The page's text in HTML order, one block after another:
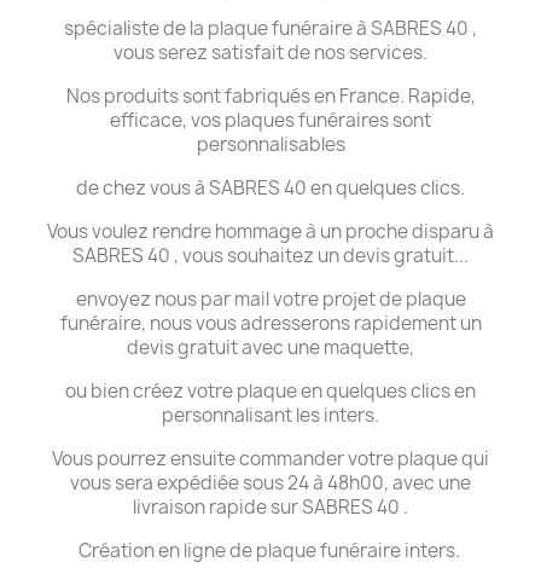
spécialiste de la plaque funéraire à SABRES 40 ,
vous serez satisfait de nos services.
Nos produits sont fabriqués en France. Rapide,
efficace, vos plaques funéraires sont
personnalisables
de chez vous à SABRES 40 en quelques clics.
Vous voulez rendre hommage à un proche disparu à
SABRES 40 , vous souhaitez un devis gratuit...
envoyez nous par mail votre projet de plaque
funéraire, nous vous adresserons rapidement un
devis gratuit avec une maquette,
ou bien créez votre plaque en quelques clics en
personnalisant les inters.
Vous pourrez ensuite commander votre plaque qui
vous sera expédiée sous 24 à 48h00, avec une
livraison rapide sur SABRES 40 .
Création en ligne de plaque funéraire inters.